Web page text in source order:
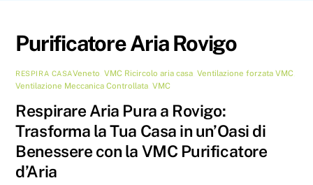
Purificatore Aria Rovigo
RESPIRA CASAVeneto VMC Ricircolo aria casa, Ventilazione forzata VMC,
Ventilazione Meccanica Controllata ,VMC
Respirare Aria Pura a Rovigo:
Trasforma la Tua Casa in un’Oasi di
Benessere con la VMC Purificatore
d’Aria